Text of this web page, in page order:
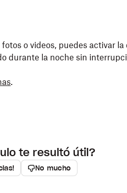
para extender la duración de
sigue estos pasos:
si haces lo siguiente:
o videos, puedes activar
durante la noche sin
.
te resultó útil?
No mucho